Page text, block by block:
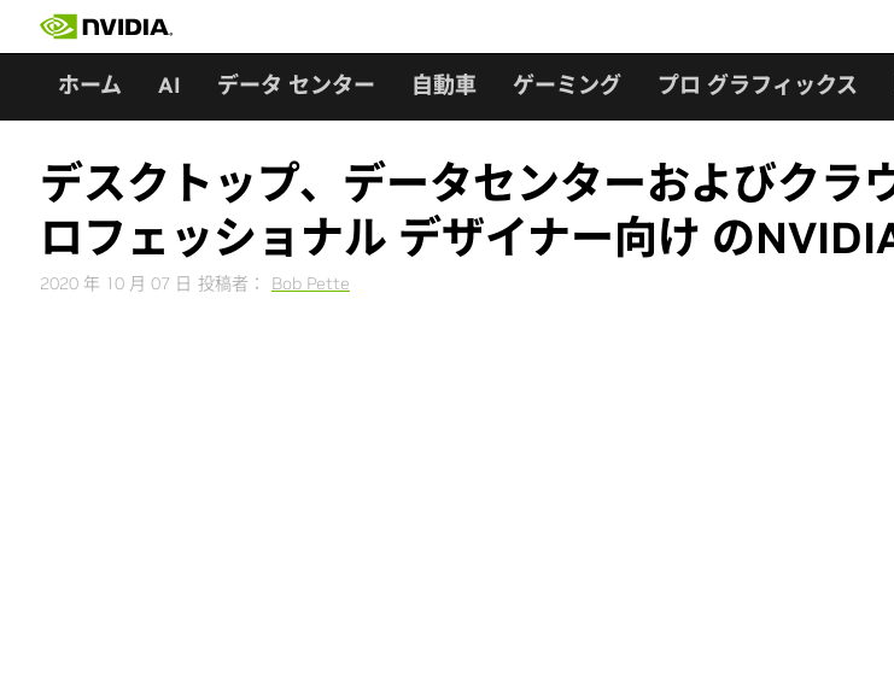
ホーム AI データ センター 自動車 ゲーミング プロ グラフィックス
デスクトップ、データセンターおよびクラ
ロフェッショナル デザイナー向け の
2020 年 10 月 07 日 投稿者： Bob Pette